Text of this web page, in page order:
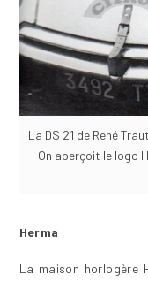
La DS 21 de René
On aperçoit le logo
Herma
La maison horlogère